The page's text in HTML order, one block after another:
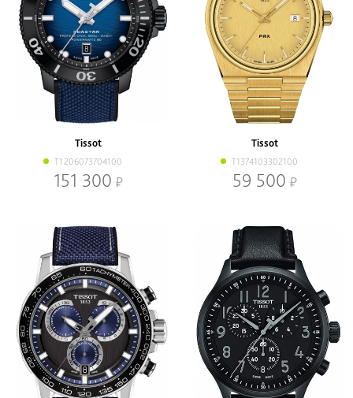
Tissot
T1206073704100
151 300
Tissot
T1374103302100
59 500